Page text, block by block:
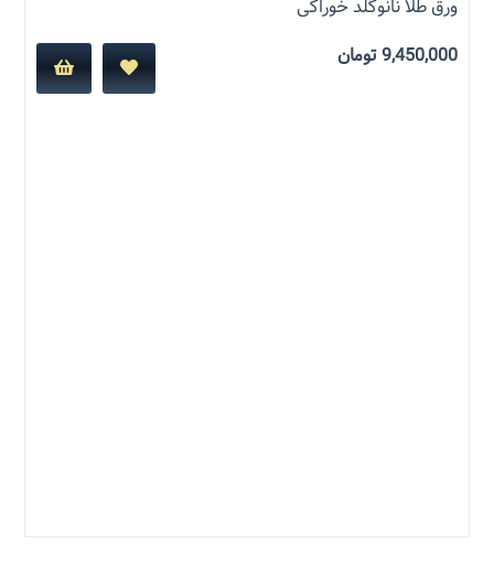
ورق طلا نانوگلد خوراکی
9,450,000تومان